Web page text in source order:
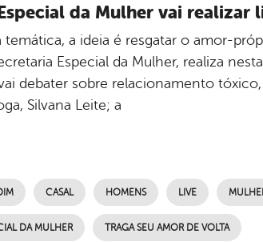
da Mulher vai realizar
temática, a ideia é resgatar o amor-
Especial da Mulher, realiza
debater sobre relacionamento
Silvana Leite; a
CASAL HOMENS LIVE
DA MULHER TRAGA SEU AMOR DE VOLTA